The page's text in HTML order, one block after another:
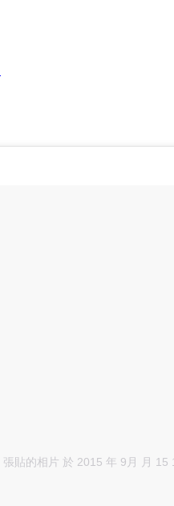
貼的相片 於 2015 年 9月 月 15